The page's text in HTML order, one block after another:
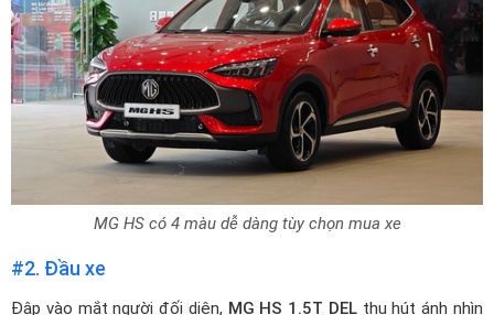
MG HS có 4 màu dễ dàng tùy chọn mua xe
#2. Đầu xe
Đập vào mắt người đối diện, MG HS 1.5T DELthu hút ánh nhìn